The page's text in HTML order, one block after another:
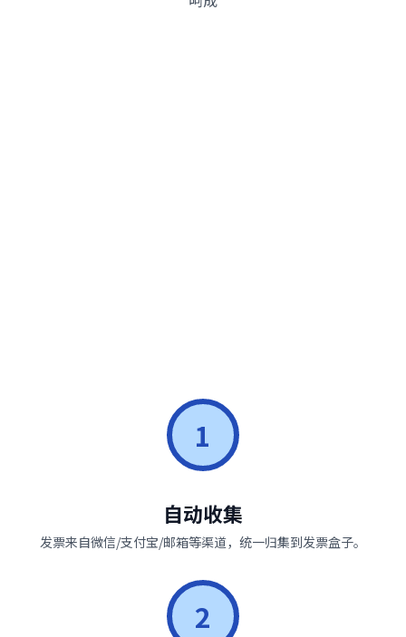
1
自动收集
发票来自微信/支付宝/邮箱等渠道，统一归集到发票盒子。
2